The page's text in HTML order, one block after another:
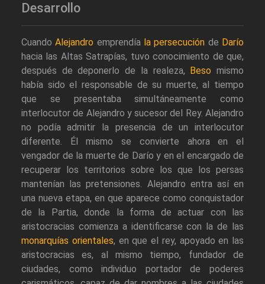
Desarrollo
CuandoAlejandro emprendía la persecución de Darío
hacia las Altas Satrapías, tuvo conocimiento de que,
después de deponerlo de la realeza,
Beso mismo
había sido el responsable de su muerte, al tiempo
que se presentaba simultáneamente como
interlocutor de Alejandro y sucesor del Rey. Alejandro
no podía admitir la presencia de un interlocutor
diferente. Él mismo se convierte ahora en el
vengador de la muerte de Darío y en el encargado de
recuperar los territorios sobre los que los persas
mantenían las pretensiones. Alejandro entra así en
una nueva etapa, en que aparece como conquistador
de la Partia, donde la forma de actuar con las
aristocracias comienza a identificarse con la de las
monarquías orientales, en que el rey, apoyado en las
aristocracias es, al mismo tiempo, fundador de
ciudades, como individuo portador de poderes